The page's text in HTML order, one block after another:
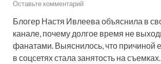
Оставьте комментарий
Блогер Настя Ивлеева объяснила в
канале, почему долгое время не
фанатами. Выяснилось, что причиной
в соцсетях стала занятость на съемках.